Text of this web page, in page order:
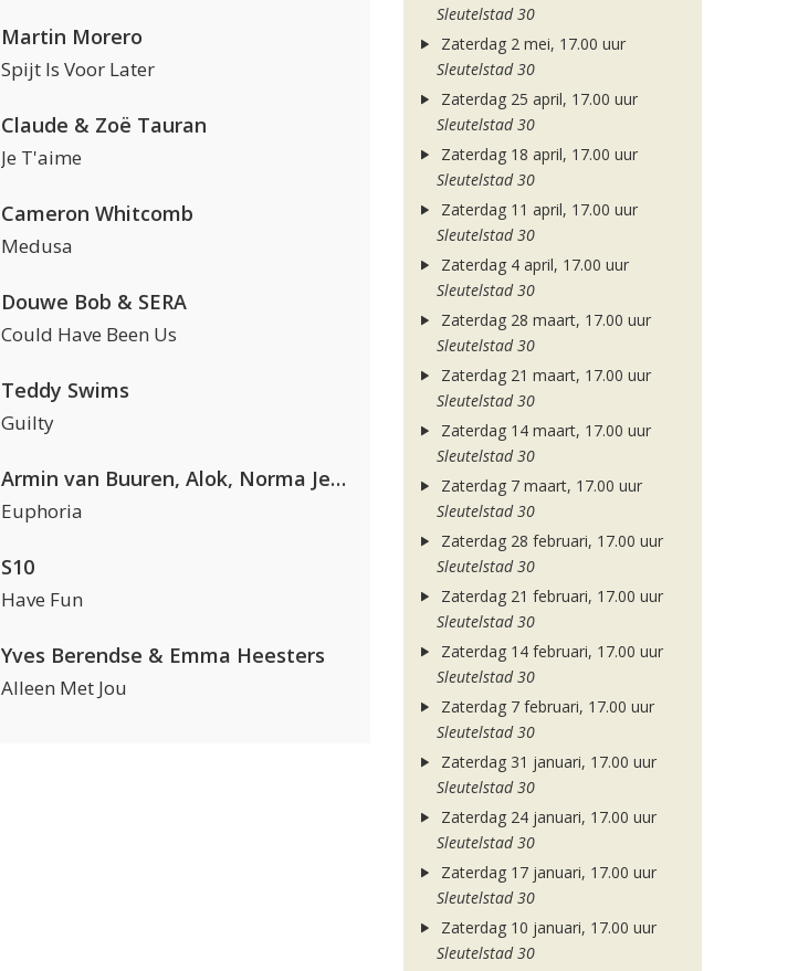
Martin Morero
Spijt Is Voor Later
Claude & Zoë Tauran
Je T'aime
Cameron Whitcomb
Medusa
Douwe Bob & SERA
Could Have Been Us
Teddy Swims
Guilty
Armin van Buuren, Alok, Norma Jean Martine & LAWRENT
Euphoria
S10
Have Fun
Yves Berendse & Emma Heesters
Alleen Met Jou
Sleutelstad 30
Zaterdag 2 mei, 17.00 uur
Sleutelstad 30
Zaterdag 25 april, 17.00 uur
Sleutelstad 30
Zaterdag 18 april, 17.00 uur
Sleutelstad 30
Zaterdag 11 april, 17.00 uur
Sleutelstad 30
Zaterdag 4 april, 17.00 uur
Sleutelstad 30
Zaterdag 28 maart, 17.00 uur
Sleutelstad 30
Zaterdag 21 maart, 17.00 uur
Sleutelstad 30
Zaterdag 14 maart, 17.00 uur
Sleutelstad 30
Zaterdag 7 maart, 17.00 uur
Sleutelstad 30
Zaterdag 28 februari, 17.00 uur
Sleutelstad 30
Zaterdag 21 februari, 17.00 uur
Sleutelstad 30
Zaterdag 14 februari, 17.00 uur
Sleutelstad 30
Zaterdag 7 februari, 17.00 uur
Sleutelstad 30
Zaterdag 31 januari, 17.00 uur
Sleutelstad 30
Zaterdag 24 januari, 17.00 uur
Sleutelstad 30
Zaterdag 17 januari, 17.00 uur
Sleutelstad 30
Zaterdag 10 januari, 17.00 uur
Sleutelstad 30